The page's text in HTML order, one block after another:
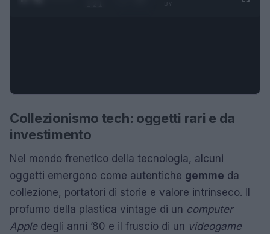
Collezionismo tech: oggetti rari e da
investimento
Nel mondo frenetico della tecnologia, alcuni
oggetti emergono come autentiche gemme da
collezione, portatori di storie e valore intrinseco. Il
profumo della plastica vintage di un computer
Appledegli anni ’80 e il fruscio di un videogame